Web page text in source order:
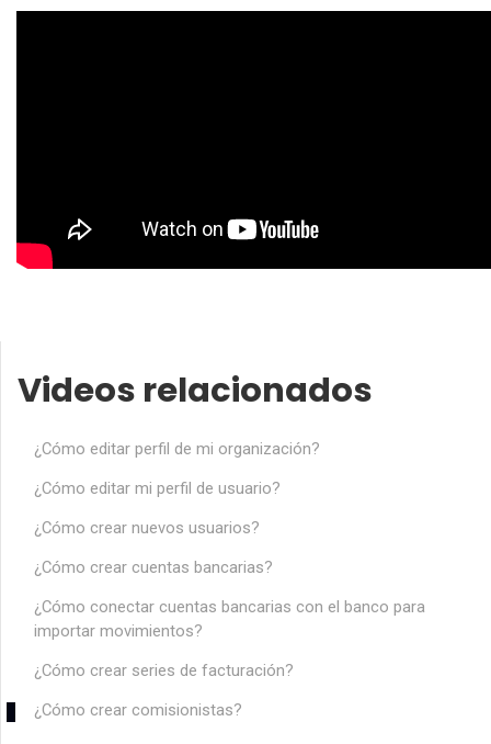
Videos relacionados
¿Cómo editar perfil de mi organización?
¿Cómo editar mi perfil de usuario?
¿Cómo crear nuevos usuarios?
¿Cómo crear cuentas bancarias?
¿Cómo conectar cuentas bancarias con el banco para
importar movimientos?
¿Cómo crear series de facturación?
¿Cómo crear comisionistas?